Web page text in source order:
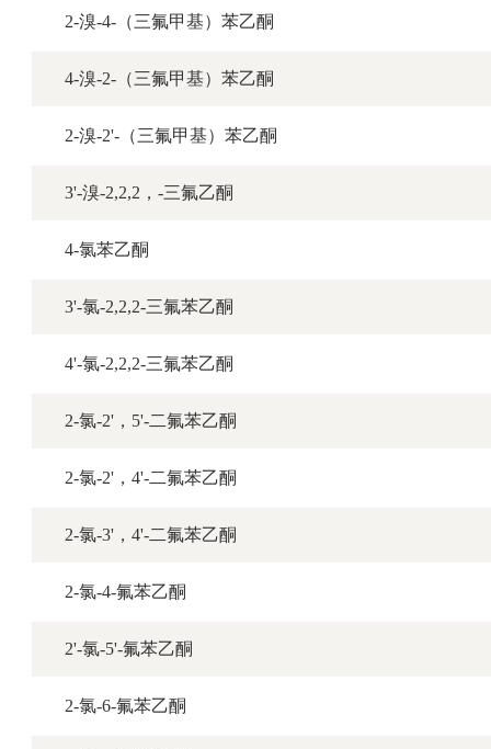
2-溴-4-（三氟甲基）苯乙酮
4-溴-2-（三氟甲基）苯乙酮
2-溴-2'-（三氟甲基）苯乙酮
3'-溴-2,2,2，-三氟乙酮
4-氯苯乙酮
3'-氯-2,2,2-三氟苯乙酮
4'-氯-2,2,2-三氟苯乙酮
2-氯-2'，5'-二氟苯乙酮
2-氯-2'，4'-二氟苯乙酮
2-氯-3'，4'-二氟苯乙酮
2-氯-4-氟苯乙酮
2'-氯-5'-氟苯乙酮
2-氯-6-氟苯乙酮